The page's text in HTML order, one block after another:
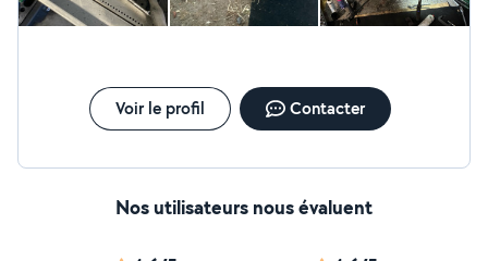
Voir le profil Contacter
Nos utilisateurs nous évaluent